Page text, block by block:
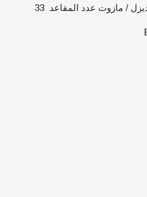
/ مازوت عدد المقاعد 33